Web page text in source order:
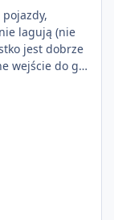
lagują (nie
jest dobrze
C# / JS /